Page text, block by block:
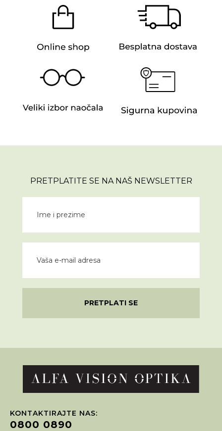
PRETPLATITE SE NA NAŠ NEWSLETTER
PRETPLATI SE
KONTAKTIRAJTE NAS:
0800 0890